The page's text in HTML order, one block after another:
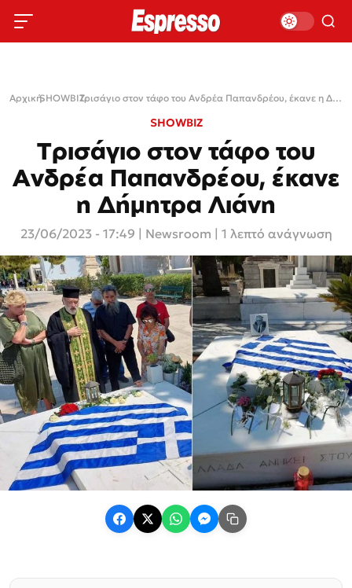
Αρχική›
SHOWBIZ› Τρισάγιο στον τάφο του Ανδρέα Παπανδρέου, έκανε η Δήμητρα Λιάνη
SHOWBIZ
Τρισάγιο στον τάφο του
Ανδρέα Παπανδρέου, έκανε
η Δήμητρα Λιάνη
23/06/2023 - 17:49 Newsroom | 1 λεπτό ανάγνωση